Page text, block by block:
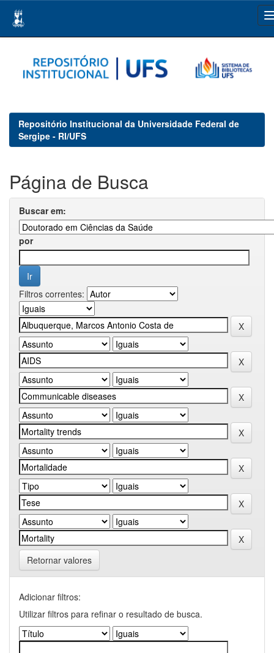
navigation
Repositório Institucional da Universidade Federal de
Sergipe - RI/UFS
Página de Busca
Buscar em:
por
Filtros correntes:
Retornar valores
Adicionar filtros:
Utilizar filtros para refinar o resultado de busca.